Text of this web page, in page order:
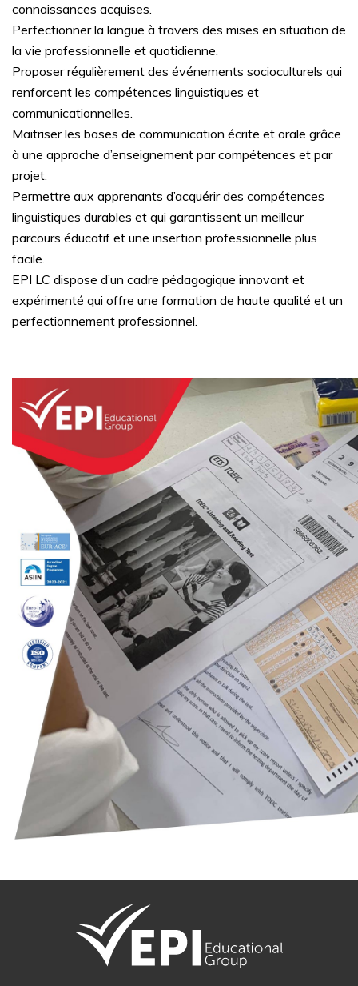
connaissances acquises.
Perfectionner la langue à travers des mises en situation de
la vie professionnelle et quotidienne.
Proposer régulièrement des événements socioculturels qui
renforcent les compétences linguistiques et
communicationnelles.
Maitriser les bases de communication écrite et orale grâce
à une approche d’enseignement par compétences et par
projet.
Permettre aux apprenants d’acquérir des compétences
linguistiques durables et qui garantissent un meilleur
parcours éducatif et une insertion professionnelle plus
facile.
EPI LC dispose d’un cadre pédagogique innovant et
expérimenté qui offre une formation de haute qualité et un
perfectionnement professionnel.